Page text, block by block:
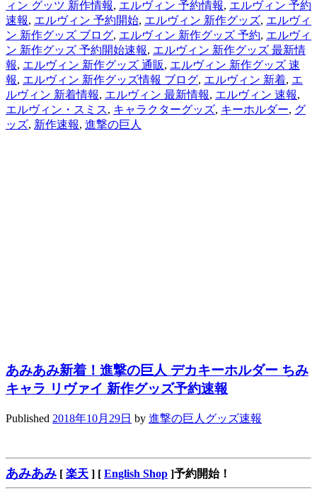
ィン グッツ 新作情報, エルヴィン 予約情報, エルヴィン 予約
速報, エルヴィン 予約開始, エルヴィン 新作グッズ, エルヴィ
ン 新作グッズ ブログ, エルヴィン 新作グッズ 予約, エルヴィ
ン 新作グッズ 予約開始速報, エルヴィン 新作グッズ 最新情
報, エルヴィン 新作グッズ 通販, エルヴィン 新作グッズ 速
報, エルヴィン 新作グッズ情報 ブログ, エルヴィン 新着, エ
ルヴィン 新着情報, エルヴィン 最新情報, エルヴィン 速報,
エルヴィン・スミス, キャラクターグッズ, キーホルダー, グ
ッズ, 新作速報, 進撃の巨人
あみあみ新着！進撃の巨人 デカキーホルダー ちみ
キャラ リヴァイ 新作グッズ予約速報
Published 2018年10月29日 by 進撃の巨人グッズ速報
あみあみ [ 楽天 ] [ English Shop ]予約開始！